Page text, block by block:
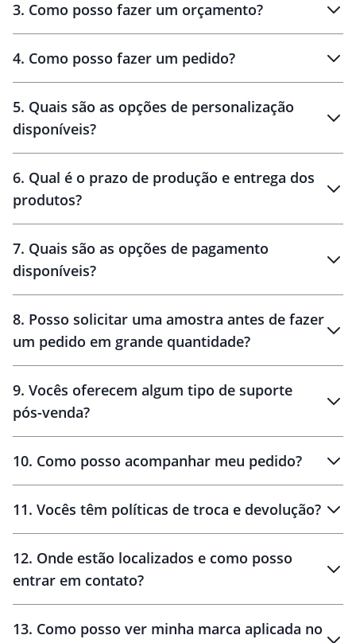
personalizados
3. Como posso fazer um orçamento?
brinde
personalização
4. Como posso fazer um pedido?
amostra virtual
5. Quais são as opções de personalização
disponíveis?
6. Qual é o prazo de produção e entrega dos
produtos?
10 dias
brinde
48 horas
7. Quais são as opções de pagamento
disponíveis?
8. Posso solicitar uma amostra antes de fazer
um pedido em grande quantidade?
amostras
9. Vocês oferecem algum tipo de suporte
pós-venda?
10. Como posso acompanhar meu pedido?
11. Vocês têm políticas de troca e devolução?
30 dias
12. Onde estão localizados e como posso
entrar em contato?
13. Como posso ver minha marca aplicada no